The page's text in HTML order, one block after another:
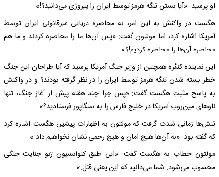
او پرسید: «آیا بستن تنگه هرمز توسط ایران را پیروزی می‌دانید؟!»
هگست در واکنش به این امر، به محاصره دریایی غیرقانونی ایران توسط
آمریکا اشاره کرد، اما مولتون گفت: «پس آن‌ها ما را محاصره کردند و ما هم
محاصره آن‌ها را محاصره کردیم!؟»
این نماینده کنگره همچنین از وزیر جنگ آمریکا پرسید که آیا طراحان این جنگ
خطر بسته شدن تنگه هرمز توسط ایران را در نظر گرفته بودند؟ و در واکنش
به پاسخ مثبتِ هگست گفت: «پس چرا چند هفته پیش از آغاز جنگ، تنها
ناوهای مین‌روب آمریکا در خلیج فارس را به سنگاپور فرستادید؟»
تنش‌ها زمانی شدت گرفت که مولتون به اظهارات پیشین هگست اشاره کرد
که گفته بود: «به آن‌ها هیچ امان و هیچ رحمی نشان نخواهیم داد.»
مولتون خطاب به هگست گفت: «این طبق کنوانسیون ژنو جنایت جنگی
محسوب می‌شود. شما می‌دانید که این یعنی قتل.»